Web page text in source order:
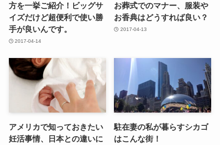
方を一挙ご紹介！ビッグサ
イズだけど超便利で使い勝
手が良いんです。
2017-04-14
お葬式でのマナー、服装や
お香典はどうすれば良い？
2017-04-13
アメリカで知っておきたい
妊活事情、日本との違いに
駐在妻の私が暮らすシカゴ
はこんな街！